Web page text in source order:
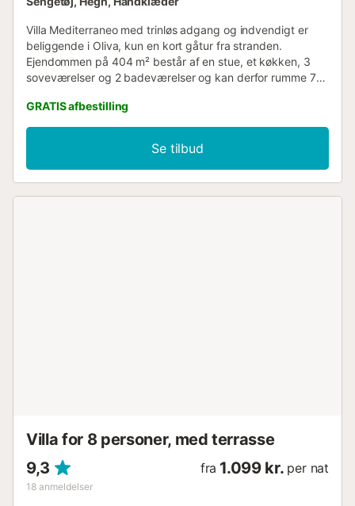
Villa Mediterraneo med trinløs adgang og indvendigt er
beliggende i Oliva, kun en kort gåtur fra stranden.
Ejendommen på 404 m² består af en stue, et køkken, 3
soveværelser og 2 badeværelser og kan derfor rumme 7
Fi (velegnet til videoopkald), et smart-tv med
streamingtjenester, aircondition samt en vaskemaskine. En
barnestol er også tilgængelig. Denne villa tilbyder et privat,
indhegnet udendørsområde på 700 m² med et
hydromassage-pool, have, åbne og overdækkede
GRATIS afbestilling
Se tilbud
Villa for 8 personer, med terrasse
9,3
18 anmeldelser
fra 1.099 kr. per nat